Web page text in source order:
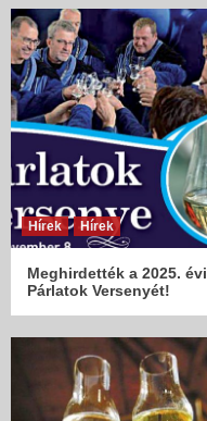
Hírek Hírek
Meghirdették a 2025. évi
Párlatok Versenyét!